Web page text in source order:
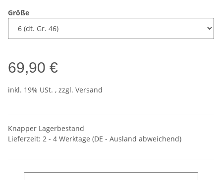
Größe
69,90 €
inkl. 19% USt. , zzgl. Versand
Knapper Lagerbestand
Lieferzeit: 2 - 4 Werktage (DE - Ausland abweichend)